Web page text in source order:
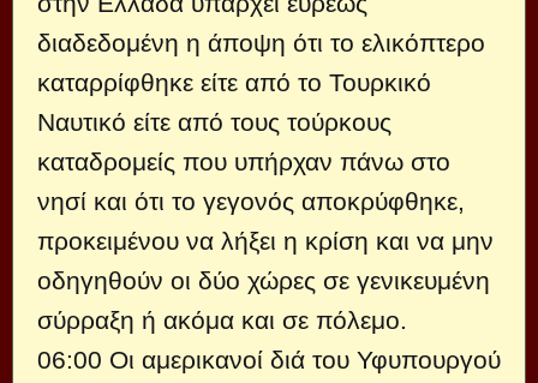
διαδεδομένη η άποψη ότι το ελικόπτερο
καταρρίφθηκε είτε από το Τουρκικό
Ναυτικό είτε από τους τούρκους
καταδρομείς που υπήρχαν πάνω στο
νησί και ότι το γεγονός αποκρύφθηκε,
προκειμένου να λήξει η κρίση και να μην
οδηγηθούν οι δύο χώρες σε γενικευμένη
σύρραξη ή ακόμα και σε πόλεμο.
06:00 Οι αμερικανοί διά του Υφυπουργού